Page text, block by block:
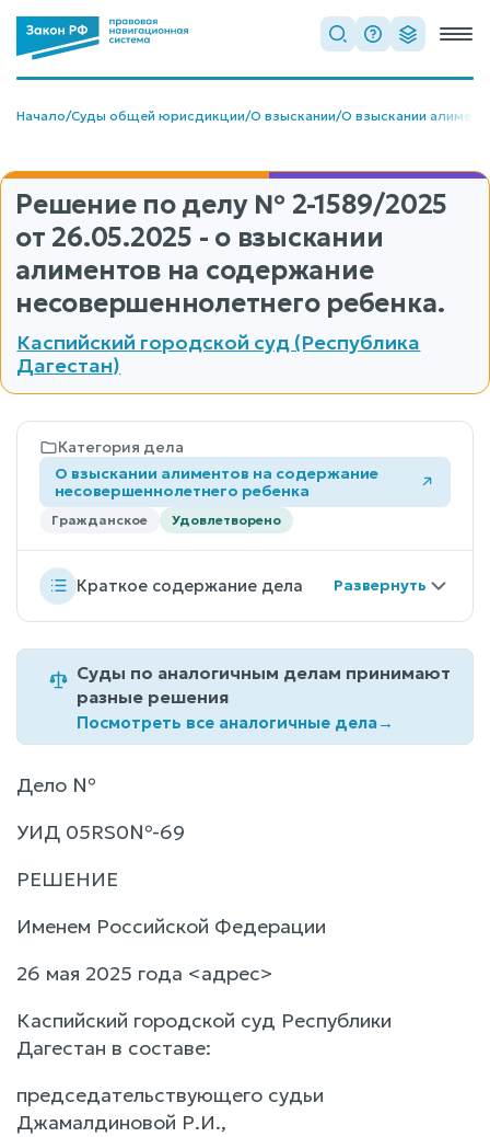
Начало/Суды общей юрисдикции/О взыскании/О взыскании
Решение по делу № 2-1589/2025
от 26.05.2025 - о взыскании
алиментов на содержание
несовершеннолетнего ребенка.
Каспийский городской суд (Республика
Дагестан)
Категория дела
О взыскании алиментов на содержание
несовершеннолетнего ребенка
Гражданское Удовлетворено
Краткое содержание дела
Суды по аналогичным делам принимают
разные решения
Посмотреть все аналогичные дела→
Дело №
УИД 05RS0№-69
РЕШЕНИЕ
Именем Российской Федерации
26 мая 2025 года <адрес>
Каспийский городской суд Республики
Дагестан в составе:
председательствующего судьи
Джамалдиновой Р.И.,